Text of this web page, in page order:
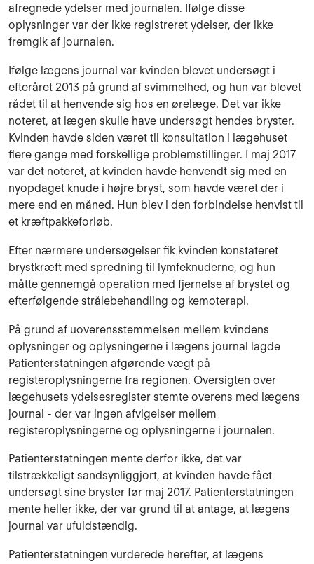
afregnede ydelser med journalen. Ifølge disse
oplysninger var der ikke registreret ydelser, der ikke
fremgik af journalen.
Ifølge lægens journal var kvinden blevet undersøgt i
efteråret 2013 på grund af svimmelhed, og hun var blevet
rådet til at henvende sig hos en ørelæge. Det var ikke
noteret, at lægen skulle have undersøgt hendes bryster.
Kvinden havde siden været til konsultation i lægehuset
flere gange med forskellige problemstillinger. I maj 2017
var det noteret, at kvinden havde henvendt sig med en
nyopdaget knude i højre bryst, som havde været der i
mere end en måned. Hun blev i den forbindelse henvist til
et kræftpakkeforløb.
Efter nærmere undersøgelser fik kvinden konstateret
brystkræft med spredning til lymfeknuderne, og hun
måtte gennemgå operation med fjernelse af brystet og
efterfølgende strålebehandling og kemoterapi.
På grund af uoverensstemmelsen mellem kvindens
oplysninger og oplysningerne i lægens journal lagde
Patienterstatningen afgørende vægt på
registeroplysningerne fra regionen. Oversigten over
lægehusets ydelsesregister stemte overens med lægens
journal - der var ingen afvigelser mellem
registeroplysningerne og oplysningerne i journalen.
Patienterstatningen mente derfor ikke, det var
tilstrækkeligt sandsynliggjort, at kvinden havde fået
undersøgt sine bryster før maj 2017. Patienterstatningen
mente heller ikke, der var grund til at antage, at lægens
journal var ufuldstændig.
Patienterstatningen vurderede herefter, at lægens